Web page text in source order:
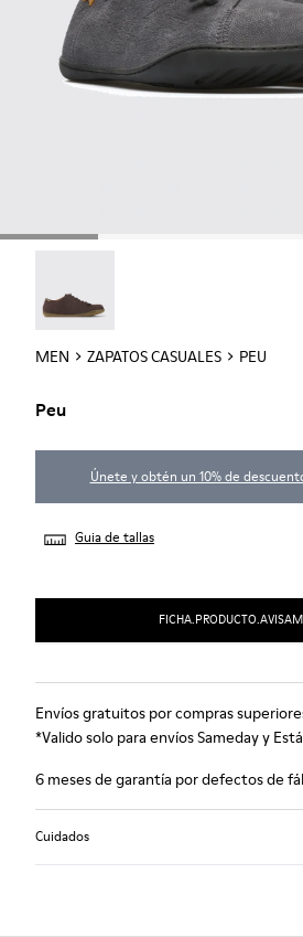
MEN ZAPATOS CASUALES PEU
Peu
Únete y obtén un 10% de
Guia de tallas
Envíos gratuitos por compras
*Valido solo para envíos Sameday y
6 meses de garantía por defectos de
Cuidados